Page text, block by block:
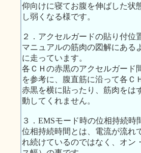
仰向けに寝てお腹を伸ばした状
し弱くなる様です。
２．アクセルガードの貼り付位
マニュアルの筋肉の図解にある
に走っています。
各ＣＨの赤黒のアクセルガード
を参考に、腹直筋に沿って各Ｃ
赤黒を横に貼ったり、筋肉をは
動してくれません。
３．EMSモード時の位相持続時
位相持続時間とは、電流が流れ
れ続けているのではなく、オン